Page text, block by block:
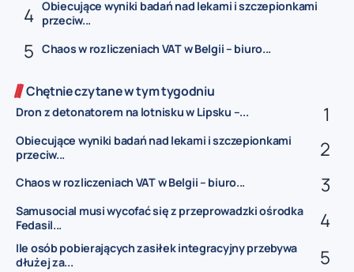
Obiecujące wyniki badań nad lekami i szczepionkami
przeciw...
Chaos w rozliczeniach VAT w Belgii – biuro...
Chętnie czytane w tym tygodniu
Dron z detonatorem na lotnisku w Lipsku –...
Obiecujące wyniki badań nad lekami i szczepionkami
przeciw...
Chaos w rozliczeniach VAT w Belgii – biuro...
Samusocial musi wycofać się z przeprowadzki ośrodka
Fedasil...
Ile osób pobierających zasiłek integracyjny przebywa
dłużej za...